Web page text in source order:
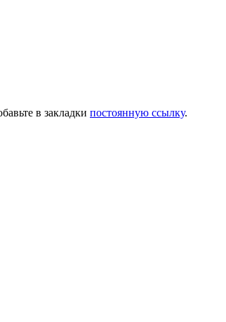
в закладки постоянную ссылку.